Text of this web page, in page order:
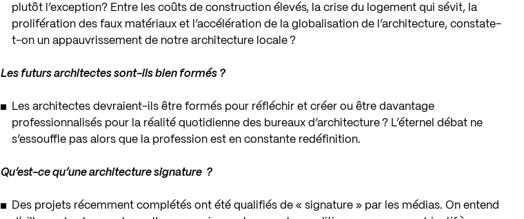
plutôt l’exception? Entre les coûts de construction élevés, la crise du logement qui sévit, la
prolifération des faux matériaux et l’accélération de la globalisation de l’architecture, constate-
t-on un appauvrissement de notre architecture locale ?
Les futurs architectes sont-ils bien formés ?
Les architectes devraient-ils être formés pour réfléchir et créer ou être davantage
professionnalisés pour la réalité quotidienne des bureaux d’architecture ? L’éternel débat ne
s’essouffle pas alors que la profession est en constante redéfinition.
Qu’est-ce qu’une architecture signature ?
Des projets récemment complétés ont été qualifiés de « signature » par les médias. On entend